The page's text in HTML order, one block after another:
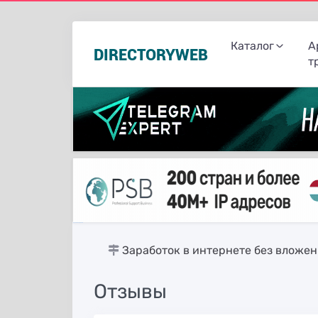
DIRECTORYWEB
Каталог
Заработок в интернете без
Отзывы